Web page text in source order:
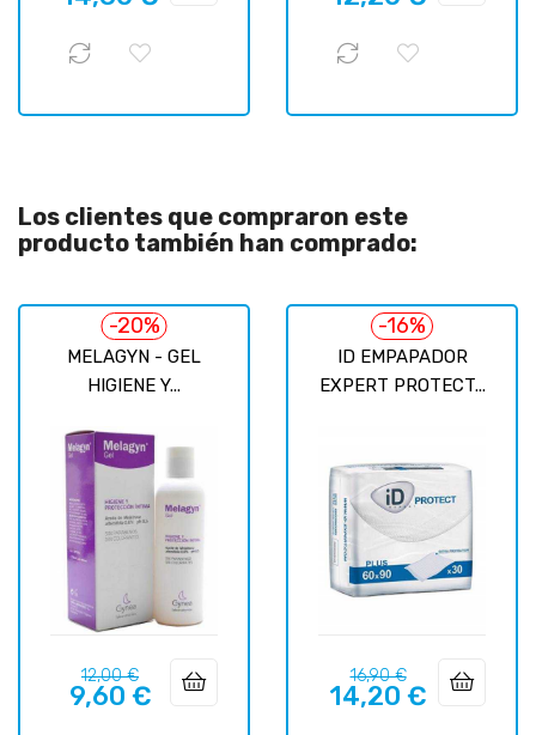
Los clientes que compraron este
producto también han comprado:
MELAGYN - GEL
HIGIENE Y...
-20%
Precio
regular
12,00 €Precio
9,60 €
ID EMPAPADOR
EXPERT PROTECT...
-16%
Precio
regular
16,90 €Precio
14,20 €